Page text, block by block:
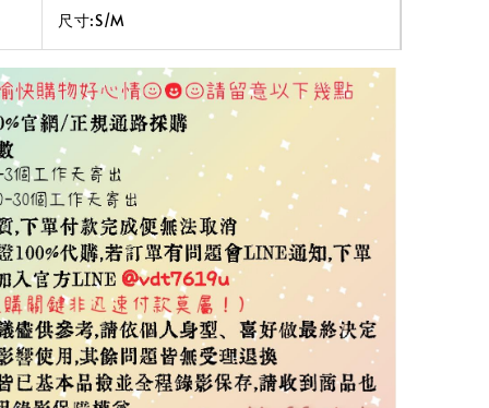
尺寸:S/M